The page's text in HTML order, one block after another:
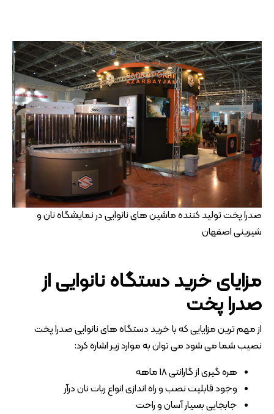
صدرا پخت تولید کننده ماشین های نانوایی در نمایشگاه نان و
شیرینی اصفهان
مزایای خرید دستگاه نانوایی از
صدرا پخت
از مهم ترین مزایایی که با خرید دستگاه های نانوایی صدرا پخت
نصیب شما می شود می توان به موارد زیر اشاره کرد:
هره گیری از گارانتی 18 ماهه
وجود قابلیت نصب و راه اندازی انواع ربات نان درآر
جابجایی بسیار آسان و راحت